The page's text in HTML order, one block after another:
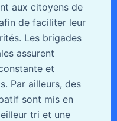
aux citoyens de
de faciliter leur
Les brigades
assurent
et
Par ailleurs, des
sont mis en
tri et une